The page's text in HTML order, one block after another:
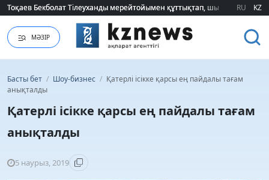
Тоқаев Бекболат Тілеуханды мерейтойымен құттықтап, шығармашылық
Тоқаев Бекболат Тілеуханды мерейтойымен құттықтап, шығармашылық
RU KZ
МӘЗІР
Басты бет / Шоу-бизнес / Қатерлі ісікке қарсы ең пайдалы тағам
анықталды
Қатерлі ісікке қарсы ең пайдалы тағам
анықталды
5 наурыз, 2019